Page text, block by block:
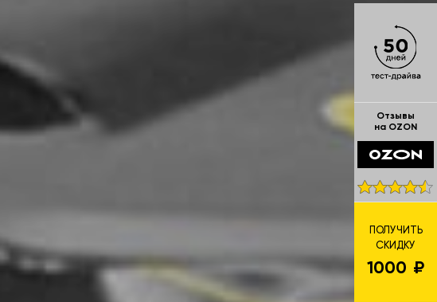
Отзывы
на OZON
ПОЛУЧИТЬ
СКИДКУ
1000